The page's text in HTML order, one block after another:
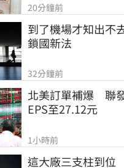
20分鐘前
到了機場才知出不
鎖國新法
32分鐘前
北美訂單補爆　聯
EPS至27.12元
1小時前
這大廠三支柱到位